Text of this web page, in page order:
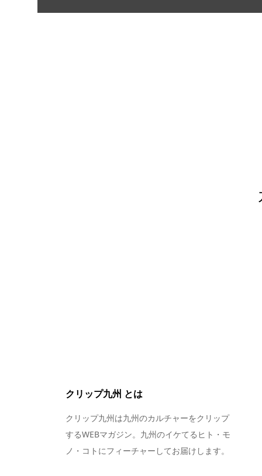
クリップ九州 とは
クリップ九州は九州のカルチャーをクリップ
するWEBマガジン。九州のイケてるヒト・モ
ノ・コトにフィーチャーしてお届けします。